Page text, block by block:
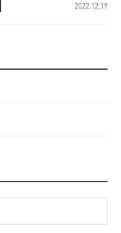
2022.12.19